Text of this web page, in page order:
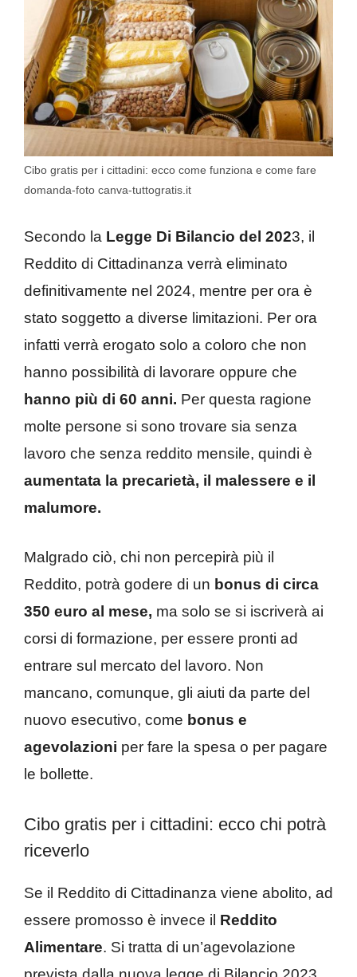
Cibo gratis per i cittadini: ecco come funziona e come fare
domanda-foto canva-tuttogratis.it
Secondo la Legge Di Bilancio del 2023, il
Reddito di Cittadinanza verrà eliminato
definitivamente nel 2024, mentre per ora è
stato soggetto a diverse limitazioni. Per ora
infatti verrà erogato solo a coloro che non
hanno possibilità di lavorare oppure che
hanno più di 60 anni. Per questa ragione
molte persone si sono trovare sia senza
lavoro che senza reddito mensile, quindi è
aumentata la precarietà, il malessere e il
malumore.
Malgrado ciò, chi non percepirà più il
Reddito, potrà godere di un bonus di circa
350 euro al mese, ma solo se si iscriverà ai
corsi di formazione, per essere pronti ad
entrare sul mercato del lavoro. Non
mancano, comunque, gli aiuti da parte del
nuovo esecutivo, come bonus e
agevolazioni per fare la spesa o per pagare
le bollette.
Cibo gratis per i cittadini: ecco chi potrà
riceverlo
Se il Reddito di Cittadinanza viene abolito, ad
essere promosso è invece il Reddito
Alimentare. Si tratta di un’agevolazione